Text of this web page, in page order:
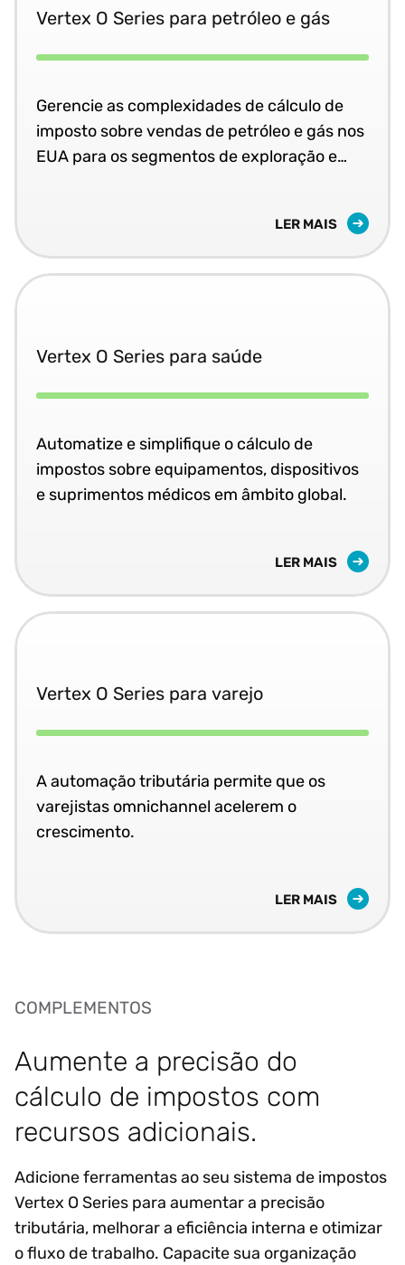
Vertex O Series para petróleo e gás
Gerencie as complexidades de cálculo de
imposto sobre vendas de petróleo e gás nos
EUA para os segmentos de exploração e
LER MAIS
Vertex O Series para saúde
Automatize e simplifique o cálculo de
impostos sobre equipamentos, dispositivos
e suprimentos médicos em âmbito global.
LER MAIS
Vertex O Series para varejo
A automação tributária permite que os
varejistas omnichannel acelerem o
crescimento.
LER MAIS
COMPLEMENTOS
Aumente a precisão do
cálculo de impostos com
recursos adicionais.
Adicione ferramentas ao seu sistema de impostos
Vertex O Series para aumentar a precisão
tributária, melhorar a eficiência interna e otimizar
o fluxo de trabalho. Capacite sua organização